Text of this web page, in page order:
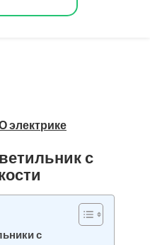
электрике
с
с